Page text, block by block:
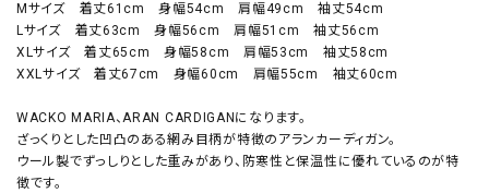
Mサイズ 着丈61cm 身幅54cm 肩幅49cm 袖丈54cm
Lサイズ 着丈63cm 身幅56cm 肩幅51cm 袖丈56cm
XLサイズ 着丈65cm 身幅58cm 肩幅53cm 袖丈58cm
XXLサイズ 着丈67cm 身幅60cm 肩幅55cm 袖丈60cm
WACKO MARIA、ARAN CARDIGANになります。
ざっくりとした凹凸のある網み目柄が特徴のアランカーディガン。
ウール製でずっしりとした重みがあり、防寒性と保温性に優れているのが特
徴です。